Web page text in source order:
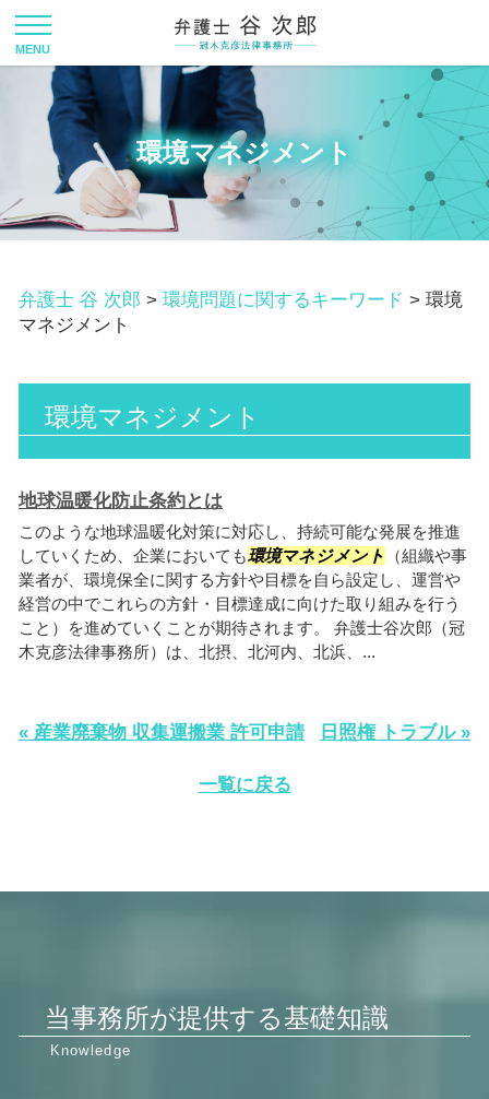
環境マネジメント
弁護士 谷 次郎 > 環境問題に関するキーワード > 環境
マネジメント
環境マネジメント
地球温暖化防止条約とは
このような地球温暖化対策に対応し、持続可能な発展を推進
していくため、企業においても環境マネジメント
（組織や事
業者が、環境保全に関する方針や目標を自ら設定し、運営や
経営の中でこれらの方針・目標達成に向けた取り組みを行う
こと）を進めていくことが期待されます。 弁護士谷次郎（冠
木克彦法律事務所）は、北摂、北河内、北浜、...
« 産業廃棄物 収集運搬業 許可申請 日照権 トラブル »
一覧に戻る
当事務所が提供する基礎知識